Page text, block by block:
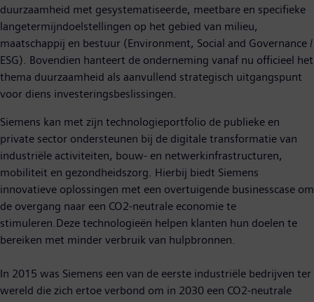
duurzaamheid met gesystematiseerde, meetbare en specifieke
langetermijndoelstellingen op het gebied van milieu,
maatschappij en bestuur (Environment, Social and Governance /
ESG). Bovendien hanteert de onderneming vanaf nu officieel het
thema duurzaamheid als aanvullend strategisch uitgangspunt
voor diens investeringsbeslissingen.
Siemens kan met zijn technologieportfolio de publieke en
private sector ondersteunen bij de digitale transformatie van
industriële activiteiten, bouw- en netwerkinfrastructuren,
mobiliteit en gezondheidszorg. Hierbij biedt Siemens
innovatieve oplossingen met een overtuigende businesscase om
de overgang naar een CO2-neutrale economie te
stimuleren.Deze technologieën helpen klanten hun doelen te
bereiken met minder verbruik van hulpbronnen.
In 2015 was Siemens een van de eerste industriële bedrijven ter
wereld die zich ertoe verbond om in 2030 een CO2-neutrale